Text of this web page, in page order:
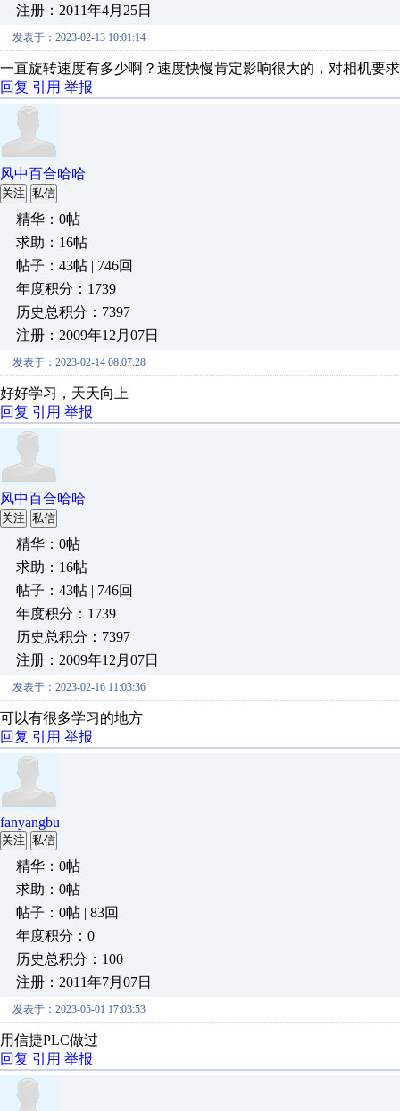
注册：2011年4月25日
发表于：2023-02-13 10:01:14
一直旋转速度有多少啊？速度快慢肯定影响很大的，对相机要
回复 引用 举报
风中百合哈哈
关注 私信
精华：0帖
求助：16帖
帖子：43帖 | 746回
年度积分：1739
历史总积分：7397
注册：2009年12月07日
发表于：2023-02-14 08:07:28
好好学习，天天向上
回复 引用 举报
风中百合哈哈
关注 私信
精华：0帖
求助：16帖
帖子：43帖 | 746回
年度积分：1739
历史总积分：7397
注册：2009年12月07日
发表于：2023-02-16 11:03:36
可以有很多学习的地方
回复 引用 举报
fanyangbu
关注 私信
精华：0帖
求助：0帖
帖子：0帖 | 83回
年度积分：0
历史总积分：100
注册：2011年7月07日
发表于：2023-05-01 17:03:53
用信捷PLC做过
回复 引用 举报